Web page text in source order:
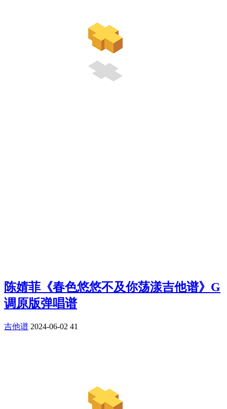
陈婧菲《春色悠悠不及你荡漾吉他谱》G
调原版弹唱谱
吉他谱 2024-06-02 41